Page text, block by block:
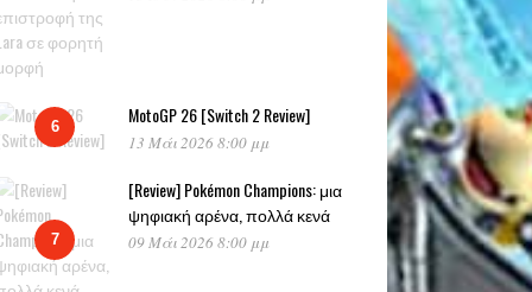
6 MotoGP 26 [Switch 2 Review]
13 Μάι 2026 8:00 μμ
7
[Review] Pokémon Champions: μια
ψηφιακή αρένα, πολλά κενά
09 Μάι 2026 8:00 μμ